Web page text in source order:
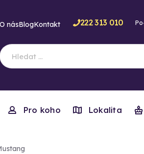
O násBlogKontakt 222 313 010
Pro koho Lokalita